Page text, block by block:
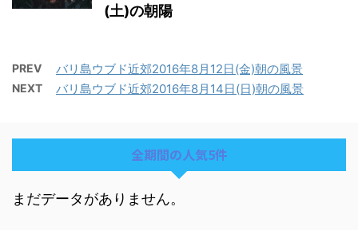
(土)の朝陽
PREV バリ島ウブド近郊2016年8月12日(金)朝の風景
NEXT バリ島ウブド近郊2016年8月14日(日)朝の風景
全期間の人気5件
まだデータがありません。